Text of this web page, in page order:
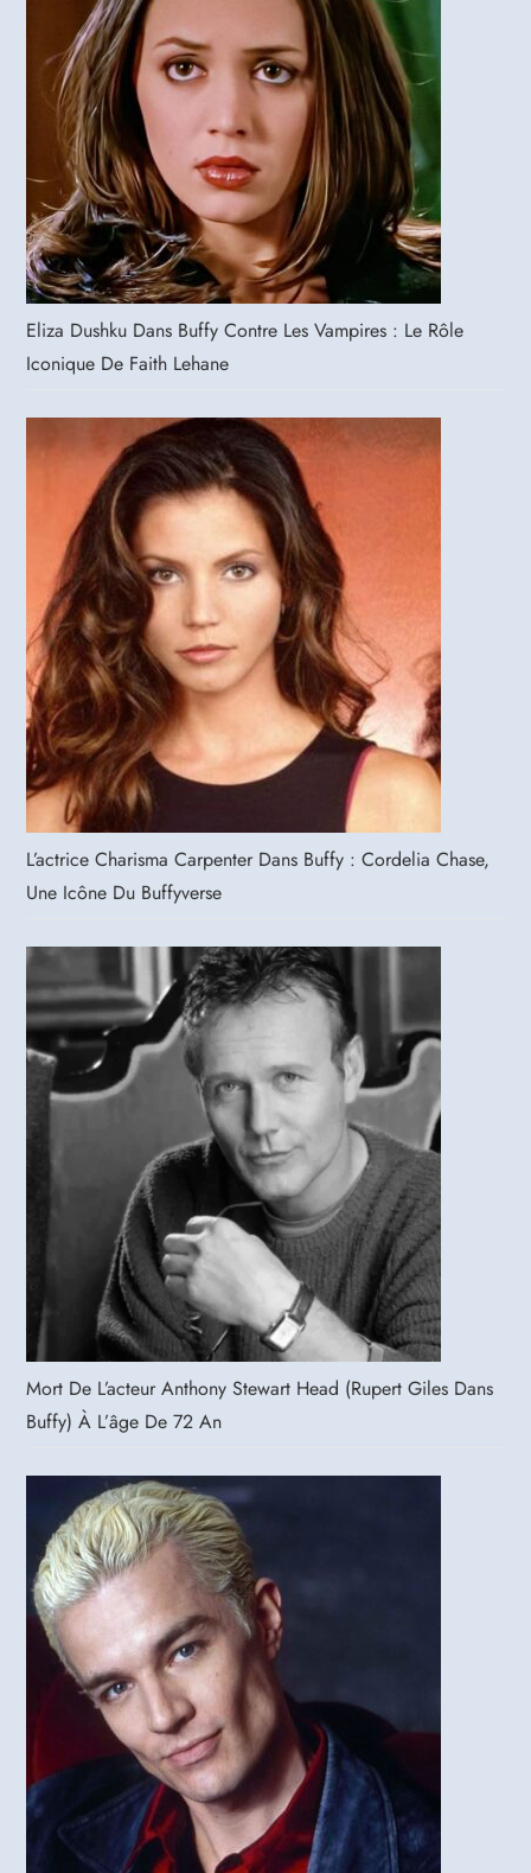
Eliza Dushku Dans Buffy Contre Les Vampires : Le Rôle
Iconique De Faith Lehane
L’actrice Charisma Carpenter Dans Buffy : Cordelia Chase,
Une Icône Du Buffyverse
Mort De L’acteur Anthony Stewart Head (Rupert Giles Dans
Buffy) À L’âge De 72 An